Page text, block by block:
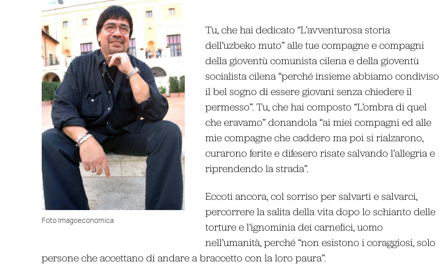
Foto Imagoeconomica
Tu, che hai dedicato “L’avventurosa storia
dell’uzbeko muto” alle tue compagne e compagni
della gioventù comunista cilena e della gioventù
socialista cilena “perché insieme abbiamo condiviso
il bel sogno di essere giovani senza chiedere il
permesso”. Tu, che hai composto “L’ombra di quel
che eravamo” donandola “ai miei compagni ed alle
mie compagne che caddero ma poi si rialzarono,
curarono ferite e difesero risate salvando l’allegria e
riprendendo la strada”.
Eccoti ancora, col sorriso per salvarti e salvarci,
percorrere la salita della vita dopo lo schianto delle
torture e l’ignominia dei carnefici, uomo
nell’umanità, perché “non esistono i coraggiosi, solo
persone che accettano di andare a braccetto con la loro paura”.